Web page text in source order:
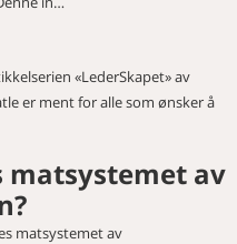
«LederSkapet» av
er ment for alle som ønsker å
matsystemet av
matsystemet av